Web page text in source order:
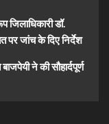
जिलाधिकारी डॉ.
जांच के दिए निर्देश
ने की सौहार्दपूर्ण